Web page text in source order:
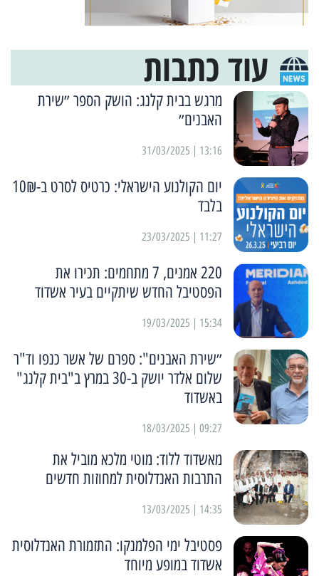
עוד כתבות
מרגש בבית קלנג: הושק הספר ״שירת
האבנים״
13:16 | 31/03/2025
יום הקולנוע הישראלי: כרטיס לסרט ב-10₪
בלבד
11:27 | 23/03/2025
220 אמנים, 7 מתחמים: תכירו את
הפסטיבל החדש שיתקיים בעיר אשדוד
15:34 | 19/03/2025
״שירת האבנים": ספרם של אשר כנפו וד"ר
שלום אלדר יושק ב-30 במרץ ב"בית קלנג"
באשדוד
09:27 | 18/03/2025
מאשדוד ללוד: מוטי מלכא מוביל את
התרבות האנדלוסית למחוזות חדשים
14:35 | 13/03/2025
פסטיבל ימי הפלמנקו: התזמורת האנדלוסית
אשדוד במופע מיוחד